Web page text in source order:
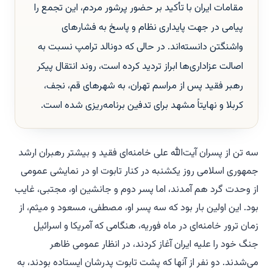
مقامات ایران با تأکید بر حضور پرشور مردم، این تجمع را
پیامی در جهت پایداری نظام و پاسخ به فشارهای
واشنگتن دانسته‌اند. در حالی که دونالد ترامپ نسبت به
اصالت عزاداری‌ها ابراز تردید کرده است، روند انتقال پیکر
رهبر فقید پس از مراسم تهران، به شهرهای قم، نجف،
کربلا و نهایتاً مشهد برای تدفین برنامه‌ریزی شده است.
سه تن از پسران آیت‌الله علی خامنه‌ای فقید و بیشتر رهبران ارشد
جمهوری اسلامی روز یکشنبه در کنار تابوت او در نمایشی عمومی
از وحدت گرد هم آمدند، اما پسر دوم و جانشین او، مجتبی، غایب
بود. این اولین بار بود که سه پسر او، مصطفی، مسعود و میثم، از
زمان ترور خامنه‌ای در ماه فوریه، هنگامی که آمریکا و اسرائیل
جنگ خود را علیه ایران آغاز کردند، در انظار عمومی ظاهر
می‌شدند. دو نفر از آنها که پشت تابوت پدرشان ایستاده بودند، به